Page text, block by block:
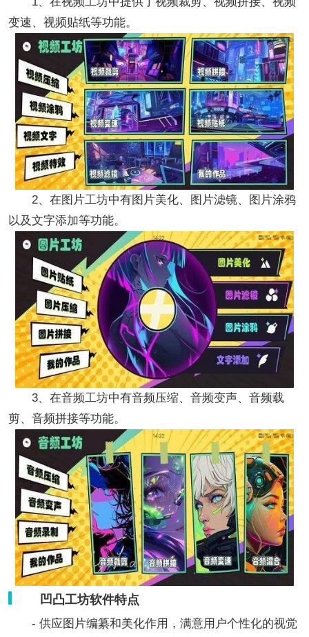
变速、视频贴纸等功能。
2、在图片工坊中有图片美化、图片滤镜、图片涂鸦
以及文字添加等功能。
3、在音频工坊中有音频压缩、音频变声、音频载
剪、音频拼接等功能。
凹凸工坊软件特点
- 供应图片编纂和美化作用，满意用户个性化的视觉